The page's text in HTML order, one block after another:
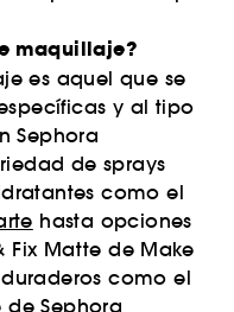
maquillaje?
es aquel que se
y al tipo
Sephora
de sprays
como el
hasta opciones
Fix Matte de Make
duraderos como el
Sephora